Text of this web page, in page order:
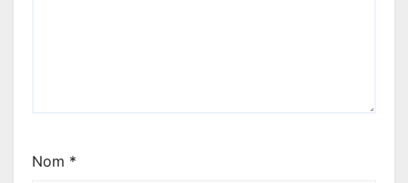
Nom *